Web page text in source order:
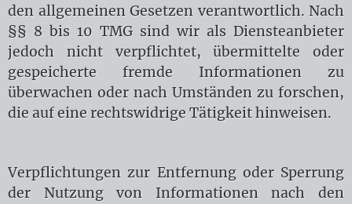
den allgemeinen Gesetzen verantwortlich. Nach
§§ 8 bis 10 TMG sind wir als Diensteanbieter
jedoch nicht verpflichtet, übermittelte oder
gespeicherte fremde Informationen zu
überwachen oder nach Umständen zu forschen,
die auf eine rechtswidrige Tätigkeit hinweisen.
Verpflichtungen zur Entfernung oder Sperrung
der Nutzung von Informationen nach den